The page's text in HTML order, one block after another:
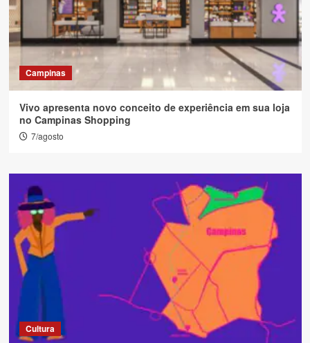
Campinas
Vivo apresenta novo conceito de experiência em sua loja
no Campinas Shopping
7/agosto
Cultura